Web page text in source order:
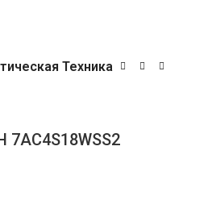
Техника
7AC4S18WSS2